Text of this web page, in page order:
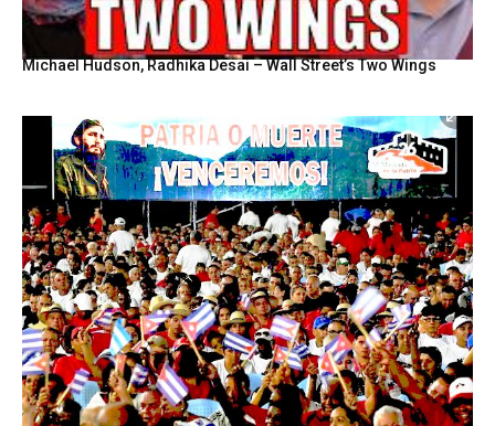
Michael Hudson, Radhika Desai – Wall Street’s Two Wings